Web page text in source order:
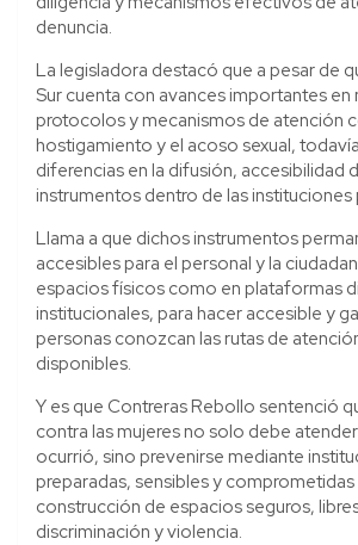
denuncia.
La legisladora destacó que a pesar de
Sur cuenta con avances importantes en
protocolos y mecanismos de atención
hostigamiento y el acoso sexual,
diferencias en la difusión, accesibilidad
instrumentos dentro de las instituciones
Llama a que dichos instrumentos
accesibles para el personal y la
espacios físicos como en plataformas
institucionales, para hacer accesible y
personas conozcan las rutas de
disponibles.
Y es que Contreras Rebollo sentenció
contra las mujeres no solo debe
ocurrió, sino prevenirse mediante
preparadas, sensibles y comprometidas
construcción de espacios seguros,
discriminación y violencia.